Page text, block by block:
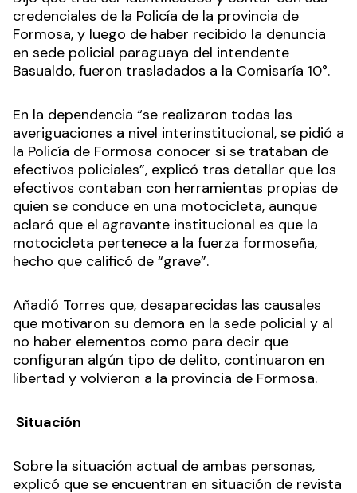
credenciales de la Policía de la provincia de
Formosa, y luego de haber recibido la denuncia
en sede policial paraguaya del intendente
Basualdo, fueron trasladados a la Comisaría 10°.
En la dependencia “se realizaron todas las
averiguaciones a nivel interinstitucional, se pidió a
la Policía de Formosa conocer si se trataban de
efectivos policiales”, explicó tras detallar que los
efectivos contaban con herramientas propias de
quien se conduce en una motocicleta, aunque
aclaró que el agravante institucional es que la
motocicleta pertenece a la fuerza formoseña,
hecho que calificó de “grave”.
Añadió Torres que, desaparecidas las causales
que motivaron su demora en la sede policial y al
no haber elementos como para decir que
configuran algún tipo de delito, continuaron en
libertad y volvieron a la provincia de Formosa.
Situación
Sobre la situación actual de ambas personas,
explicó que se encuentran en situación de revista